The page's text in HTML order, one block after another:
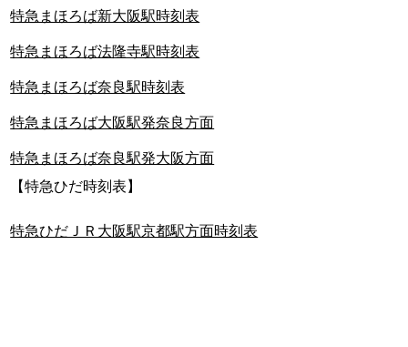
特急まほろば新大阪駅時刻表
特急まほろば法隆寺駅時刻表
特急まほろば奈良駅時刻表
特急まほろば大阪駅発奈良方面
特急まほろば奈良駅発大阪方面
【特急ひだ時刻表】
特急ひだＪＲ大阪駅京都駅方面時刻表